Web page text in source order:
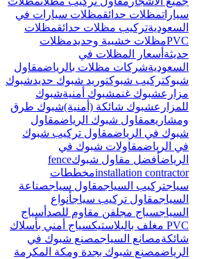
سياراتمظلات حدائقمظلات سيارات في
السعوديةتركيب مظلات حدائقمظلات
PVCمظلات خشبية وحديدمظلات
حديثة أسعار المظلات في
السعوديةشركات مظلات بالرياضمقاول
شبوكتركيب شبوكتوريد شبوك حديدشبوك
مزارعشبوك غنمشبوك أمنيةشبوك
للمزارعشبوك شائكة (أمنية)شبوك طرق
ومشاريعمقاول شبوك الرياضمقاول
شبوك في الرياضمقاول تركيب شبوك
في الرياضمقاولات شبوك في
الرياضأفضل مقاول شبوكfence
installation contractorمخططات
سياجتركيب السياجمقاول سياجصناعة
السياجمقاول تركيب سياجأنواع
السياجسياج مجلفن مقاوم للصدأ سياج
PVC مغلف بالبلاستيك
سياج أمني بأسلاك
شائكةمصانع السياجمصنع شبوك في
الرياضمصنع شبوك بجدة ومكة المكرمة